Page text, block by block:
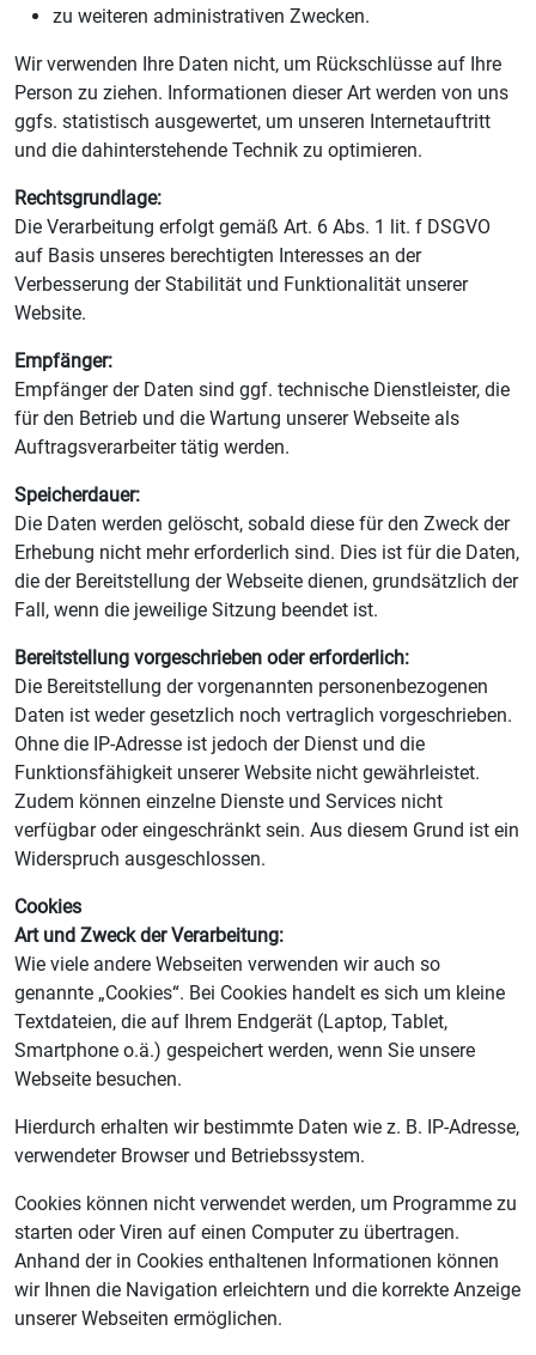
zu weiteren administrativen Zwecken.
Wir verwenden Ihre Daten nicht, um Rückschlüsse auf Ihre
Person zu ziehen. Informationen dieser Art werden von uns
ggfs. statistisch ausgewertet, um unseren Internetauftritt
und die dahinterstehende Technik zu optimieren.
Rechtsgrundlage:
Die Verarbeitung erfolgt gemäß Art. 6 Abs. 1 lit. f DSGVO
auf Basis unseres berechtigten Interesses an der
Verbesserung der Stabilität und Funktionalität unserer
Website.
Empfänger:
Empfänger der Daten sind ggf. technische Dienstleister, die
für den Betrieb und die Wartung unserer Webseite als
Auftragsverarbeiter tätig werden.
Speicherdauer:
Die Daten werden gelöscht, sobald diese für den Zweck der
Erhebung nicht mehr erforderlich sind. Dies ist für die Daten,
die der Bereitstellung der Webseite dienen, grundsätzlich der
Fall, wenn die jeweilige Sitzung beendet ist.
Bereitstellung vorgeschrieben oder erforderlich:
Die Bereitstellung der vorgenannten personenbezogenen
Daten ist weder gesetzlich noch vertraglich vorgeschrieben.
Ohne die IP-Adresse ist jedoch der Dienst und die
Funktionsfähigkeit unserer Website nicht gewährleistet.
Zudem können einzelne Dienste und Services nicht
verfügbar oder eingeschränkt sein. Aus diesem Grund ist ein
Widerspruch ausgeschlossen.
Cookies
Art und Zweck der Verarbeitung:
Wie viele andere Webseiten verwenden wir auch so
genannte „Cookies“. Bei Cookies handelt es sich um kleine
Textdateien, die auf Ihrem Endgerät (Laptop, Tablet,
Smartphone o.ä.) gespeichert werden, wenn Sie unsere
Webseite besuchen.
Hierdurch erhalten wir bestimmte Daten wie z. B. IP-Adresse,
verwendeter Browser und Betriebssystem.
Cookies können nicht verwendet werden, um Programme zu
starten oder Viren auf einen Computer zu übertragen.
Anhand der in Cookies enthaltenen Informationen können
wir Ihnen die Navigation erleichtern und die korrekte Anzeige
unserer Webseiten ermöglichen.